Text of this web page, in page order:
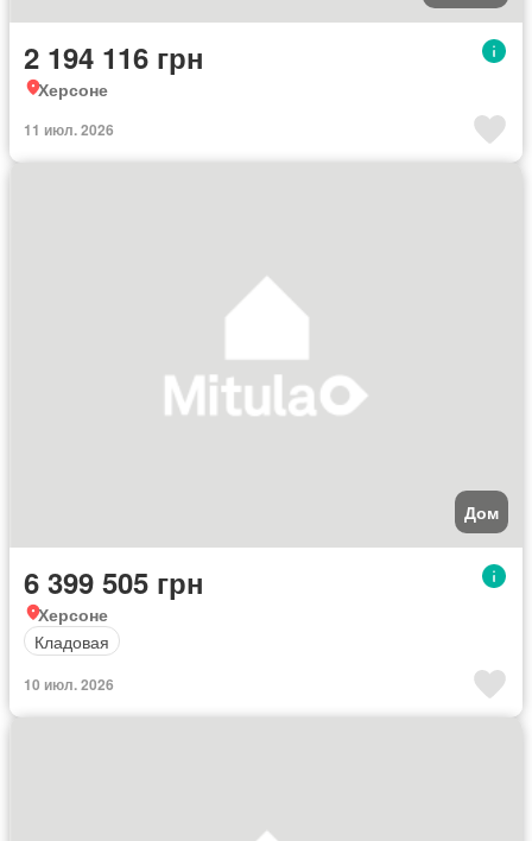
2 194 116 грн
Херсоне
11 июл. 2026
Дом
6 399 505 грн
Херсоне
Кладовая
10 июл. 2026